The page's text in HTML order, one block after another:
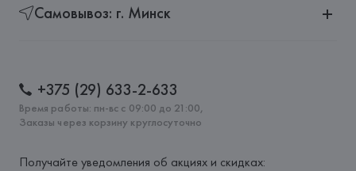
Самовывоз: г. Минск
+375 (29) 633-2-633
Время работы: пн-вс с 09:00 до 21:00,
Заказы через корзину круглосуточно
Получайте уведомления об акциях и скидках: